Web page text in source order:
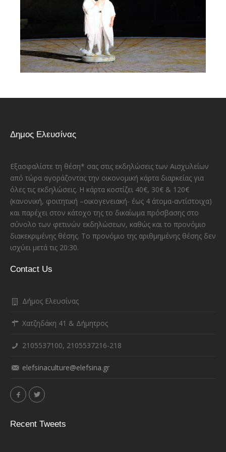
Δημος Ελευσίνας
Εξασφαλίστε τη θέση* σας στις εκδηλώσεις των Αισχυλείων
από τώρα αγοράζοντας την οικονομική κάρτα διαρκείας για
όλες τις εκδηλώσεις. Η κάρτα κοστίζει 40€, 30€ & 120€
(κανονική, φοιτητική –οικογενειακή- έως 4 άτομα-αντίστοιχα)
και παρέχει στον κάτοχο της το δικαίωμα πρόσβασης στο
σύνολο των φετινών εκδηλώσεων, καθώς και το προνόμιο
διακεκριμένης θέσης. Το προνόμιο της αριθμημένης θέσης δεν
ισχύει μετά τις 20:30.
Contact Us
Δήμος Ελευσίνας
Χατζηδάκη 41 & Δήμητρος
2105537100, 2105537216-218
elefsinaculture@elefsina.gr
Recent Tweets